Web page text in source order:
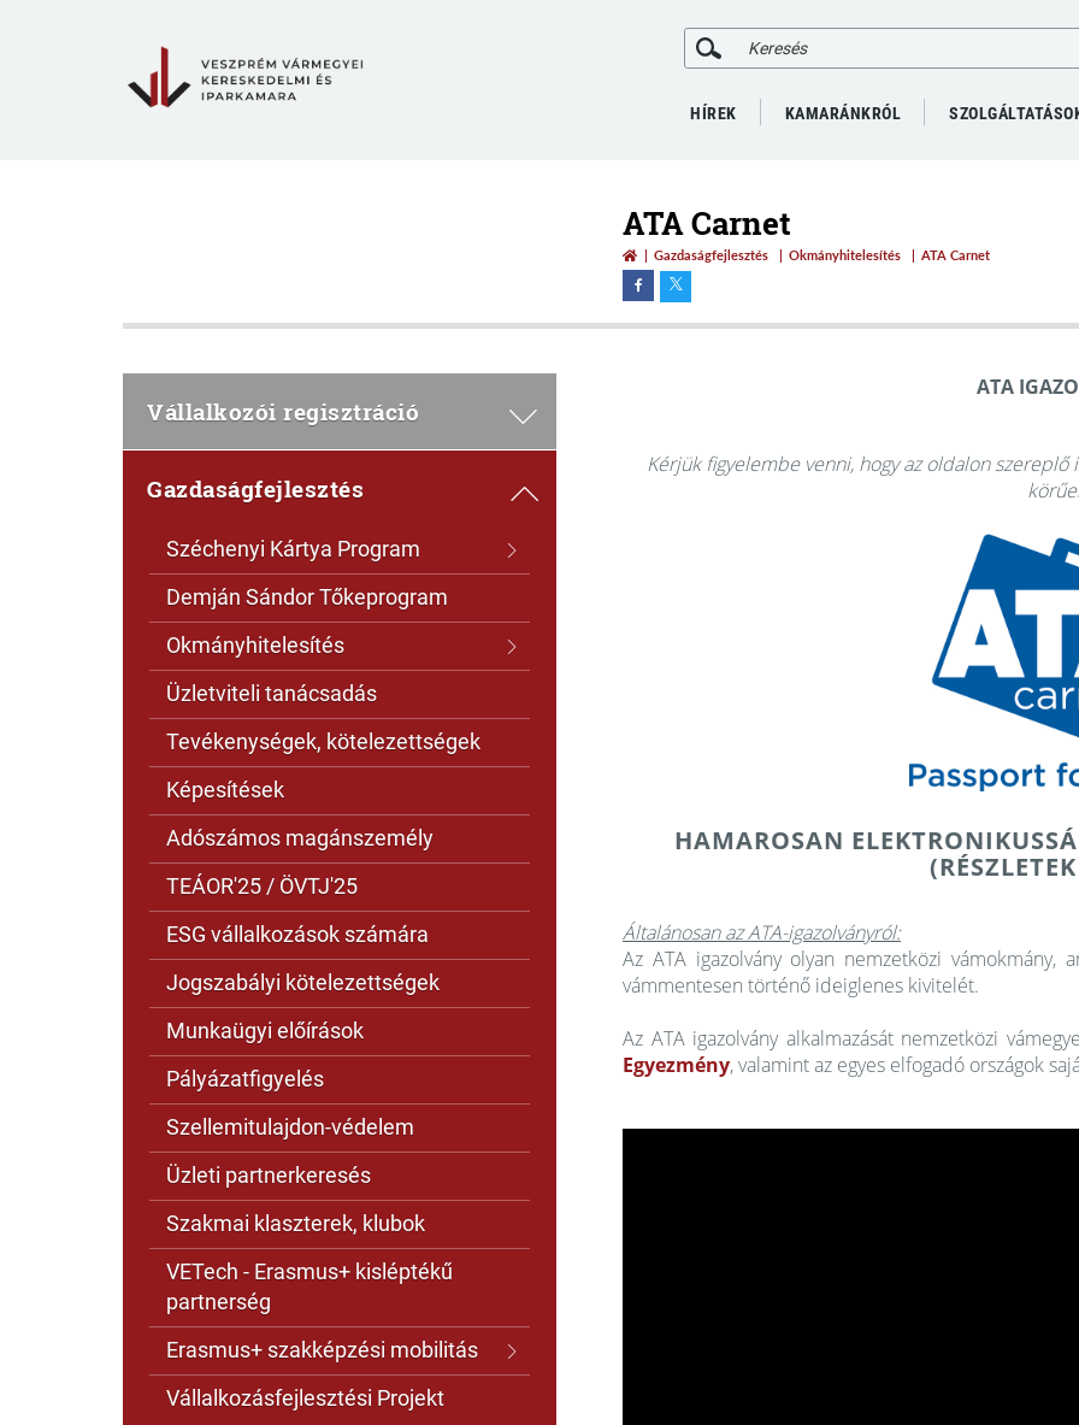
HÍREK KAMARÁNKRÓL
ATA Carnet
Gazdaságfejlesztés Okmányhitelesítés ATA Carnet
Vállalkozói regisztráció
Gazdaságfejlesztés
Széchenyi Kártya Program
Demján Sándor Tőkeprogram
Okmányhitelesítés
Üzletviteli tanácsadás
Tevékenységek, kötelezettségek
Képesítések
Adószámos magánszemély
TEÁOR'25 / ÖVTJ'25
ESG vállalkozások számára
Jogszabályi kötelezettségek
Munkaügyi előírások
Pályázatfigyelés
Szellemitulajdon-védelem
Üzleti partnerkeresés
Szakmai klaszterek, klubok
VETech - Erasmus+ kisléptékű
partnerség
Erasmus+ szakképzési mobilitás
Vállalkozásfejlesztési Projekt
ATA
Kérjük figyelembe venni, hogy az oldalon
HAMAROSAN
Általánosan az ATA-igazolványról:
Az ATA igazolvány olyan nemzetközi
vámmentesen történő ideiglenes kivitelét.
Az ATA igazolvány alkalmazását nemzetközi
Egyezmény, valamint az egyes elfogadó országok